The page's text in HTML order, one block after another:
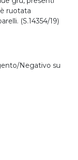
ruotata
(S.14354/19)
Negativo su